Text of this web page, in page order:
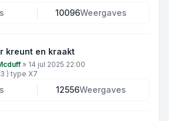
10096Weergaves
kreunt en kraakt
» 14 jul 2025 22:00
3 ) type X7
12556Weergaves